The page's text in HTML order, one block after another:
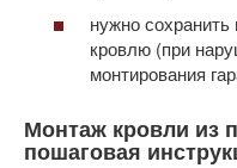
нужно сохранить
кровлю (при
монтирования
Монтаж кровли из
пошаговая